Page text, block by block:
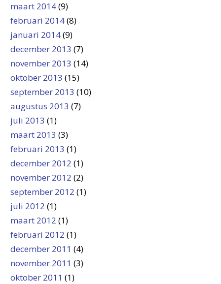
maart 2014(9)
februari 2014(8)
januari 2014(9)
december 2013 (7)
november 2013 (14)
oktober 2013 (15)
september 2013 (10)
augustus 2013 (7)
juli 2013 (1)
maart 2013 (3)
februari 2013 (1)
december 2012 (1)
november 2012 (2)
september 2012 (1)
juli 2012 (1)
maart 2012 (1)
februari 2012 (1)
december 2011 (4)
november 2011 (3)
oktober 2011 (1)